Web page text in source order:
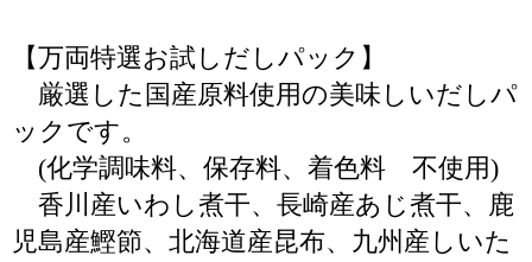
【万両特選お試しだしパック】
厳選した国産原料使用の美味しいだしパ
ックです。
(化学調味料、保存料、着色料 不使用)
香川産いわし煮干、長崎産あじ煮干、鹿
児島産鰹節、北海道産昆布、九州産しいた